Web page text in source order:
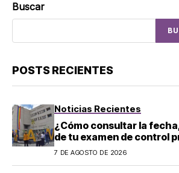
Buscar
POSTS RECIENTES
Noticias Recientes
¿Cómo consultar la
de tu examen de control
UNAM da pasos a seguir
7 DE AGOSTO DE 2026